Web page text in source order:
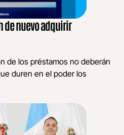
de nuevo adquirir
de los préstamos no deberán
duren en el poder los